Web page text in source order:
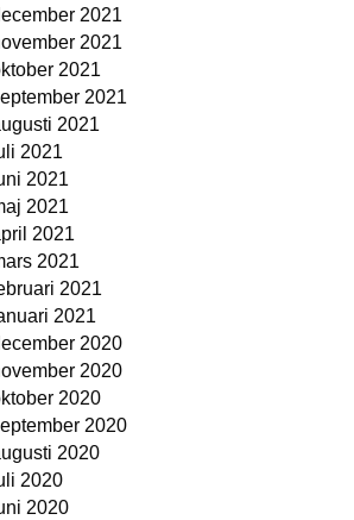
2021
2021
2021
2021
2021
2021
2021
2021
2021
2021
2021
2021
2020
2020
2020
2020
2020
2020
2020